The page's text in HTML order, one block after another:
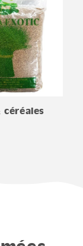
céréales